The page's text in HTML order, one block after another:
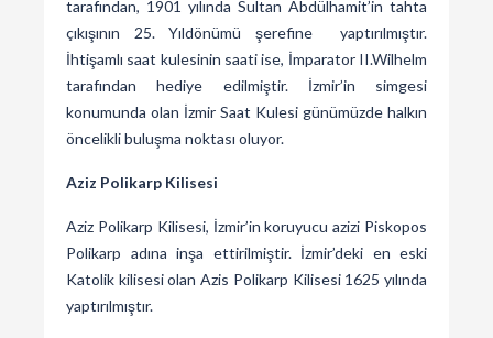
tarafından, 1901 yılında Sultan Abdülhamit’in tahta
çıkışının 25. Yıldönümü şerefine yaptırılmıştır.
İhtişamlı saat kulesinin saati ise, İmparator II.Wilhelm
tarafından hediye edilmiştir. İzmir’in simgesi
konumunda olan İzmir Saat Kulesi günümüzde halkın
öncelikli buluşma noktası oluyor.
Aziz Polikarp Kilisesi
Aziz Polikarp Kilisesi, İzmir’in koruyucu azizi Piskopos
Polikarp adına inşa ettirilmiştir. İzmir’deki en eski
Katolik kilisesi olan Azis Polikarp Kilisesi 1625 yılında
yaptırılmıştır.